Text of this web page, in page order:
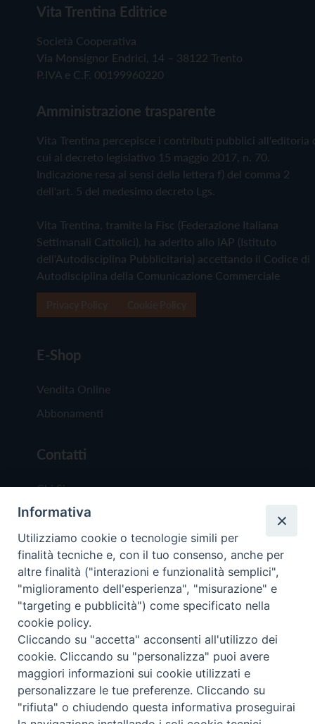
Vita Trentina Editrice
Società Cooperativa
Via Monsignor Endrici, 14 – 38122 Trento
P.IVA e C.F. 00199960220
Amministrazione trasparente
Vita Trentina percepisce i contributi pubblici all'editoria
cui al decreto legislativo 15 maggio 2017, n. 70.
Indicazione resa ai sensi della lettera f) del comma 2
dell'art. 5 del medesimo decreto Lgs.
Vita Trentina, tramite la Fisc (Federazione Italiana
Settimanali Cattolici), ha aderito allo IAP (Istituto
dell'Autodisciplina Pubblicitaria) accettando il Codice di
Autodisciplina della Comunicazione Commerciale
E-Shop
Vendita Online
Abbonamenti
Contatti
Chi Siamo
Redazione
Scrivici
Copyright © 2019 - Tutti i diritti riservati - Vita
Trentina Editrice
Privacy Policy
Torna
Informativa
Utilizziamo cookie o tecnologie simili per
finalità tecniche e, con il tuo consenso, anche per
altre finalità ("interazioni e funzionalità semplici",
"miglioramento dell'esperienza", "misurazione" e
"targeting e pubblicità") come specificato nella
cookie policy.
Cliccando su "accetta" acconsenti all'utilizzo dei
cookie. Cliccando su "personalizza" puoi avere
maggiori informazioni sui cookie utilizzati e
personalizzare le tue preferenze. Cliccando su
"rifiuta" o chiudendo questa informativa proseguirai